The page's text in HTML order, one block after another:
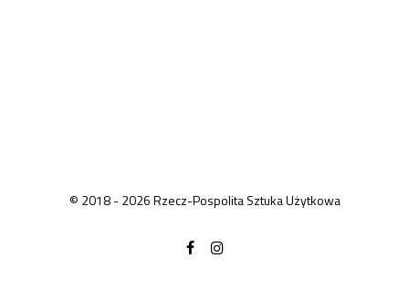
© 2018 - 2026 Rzecz-Pospolita Sztuka Użytkowa